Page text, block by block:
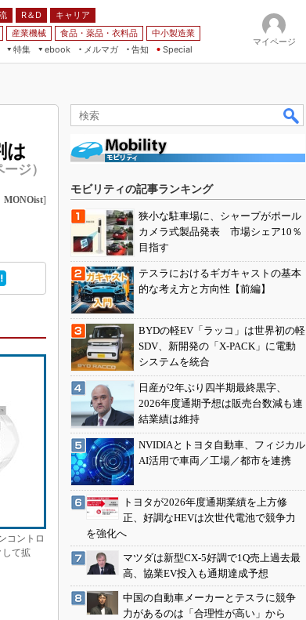
R＆D
キャリア
産業機械 食品・薬品・衣料品
中小製造業
特集
ebook
メルマガ
告知 Special
マイページ
は
ージ）
MONOist]
コントロ
して拡
モビリティの記事ランキング
狭小な駐車場に、シャープがポール
カメラ式製品発表 市場シェア10％
目指す
テスラにおけるギガキャストの基本
的な考え方と方向性【前編】
BYDの軽EV「ラッコ」は世界初の軽
SDV、新開発の「X-PACK」に電動
システムを統合
日産が2年ぶり四半期最終黒字、
2026年度通期予想は販売台数減も連
結業績は維持
NVIDIAとトヨタ自動車、フィジカル
AI活用で車両／工場／都市を連携
トヨタが2026年度通期業績を上方修
正、好調なHEVは次世代電池で競争力
を強化へ
マツダは新型CX-5好調で1Q売上過去最
高、協業EV投入も通期達成予想
中国の自動車メーカーとテスラに競争
力があるのは「合理性が高い」から